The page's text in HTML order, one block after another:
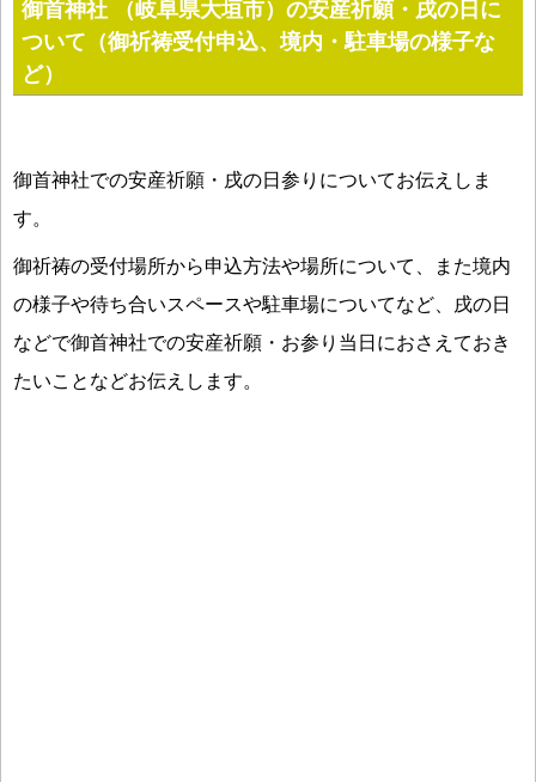
御首神社 （岐阜県大垣市）の安産祈願・戌の日に
ついて（御祈祷受付申込、境内・駐車場の様子な
ど）
御首神社での安産祈願・戌の日参りについてお伝えしま
す。
御祈祷の受付場所から申込方法や場所について、また境内
の様子や待ち合いスペースや駐車場についてなど、戌の日
などで御首神社での安産祈願・お参り当日におさえておき
たいことなどお伝えします。